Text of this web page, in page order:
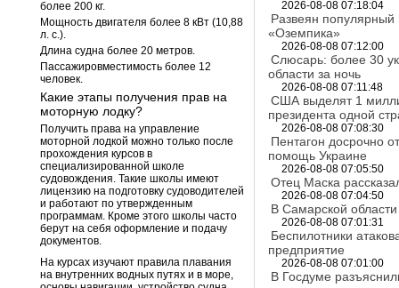
более 200 кг.
Мощность двигателя более 8 кВт (10,88
л. с.).
Длина судна более 20 метров.
Пассажировместимость более 12
человек.
Какие этапы получения прав на
моторную лодку?
Получить права на управление
моторной лодкой можно только после
прохождения курсов в
специализированной школе
судовождения. Такие школы имеют
лицензию на подготовку судоводителей
и работают по утвержденным
программам. Кроме этого школы часто
берут на себя оформление и подачу
документов.
На курсах изучают правила плавания
на внутренних водных путях и в море,
2026-08-08 07:18:04
Развеян
«Оземпика»
2026-08-08 07:12:00
Слюсарь: более 30
области за ночь
2026-08-08 07:11:48
США выделят 1
президента одной
2026-08-08 07:08:30
Пентагон досрочно
помощь Украине
2026-08-08 07:05:50
Отец Маска
2026-08-08 07:04:50
В Самарской
2026-08-08 07:01:31
Беспилотники
предприятие
2026-08-08 07:01:00
В Госдуме